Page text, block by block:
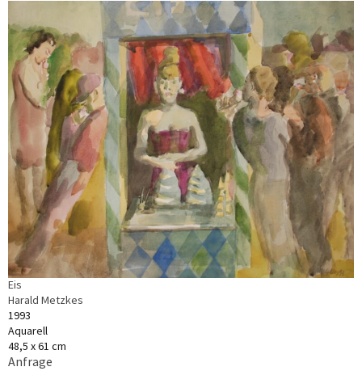
Eis
Harald Metzkes
1993
Aquarell
48,5 x 61 cm
Anfrage